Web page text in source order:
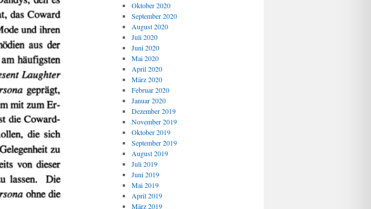
Oktober 2020
September 2020
August 2020
Juli 2020
Juni 2020
Mai 2020
April 2020
März 2020
Februar 2020
Januar 2020
Dezember 2019
November 2019
Oktober 2019
September 2019
August 2019
Juli 2019
Juni 2019
Mai 2019
April 2019
März 2019